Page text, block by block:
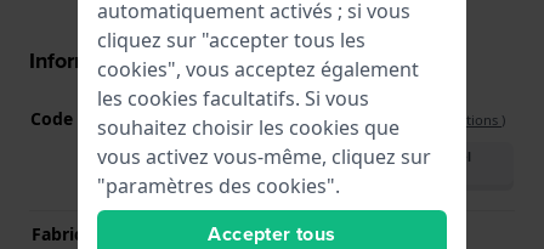
Informations mouvement
Code Mouvement MD21488( Voir les spécifications )
Télécharger le manuel
(multilingue)
Fabricant de mouvement
CN
automatiquement activés ; si vous
cliquez sur "accepter tous les
cookies", vous acceptez également
les cookies facultatifs. Si vous
souhaitez choisir les cookies que
vous activez vous-même, cliquez sur
"paramètres des cookies".
Accepter tous